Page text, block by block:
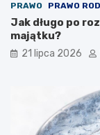
PRAWO PRAWO
Jak długo po
majątku?
21 lipca 2026